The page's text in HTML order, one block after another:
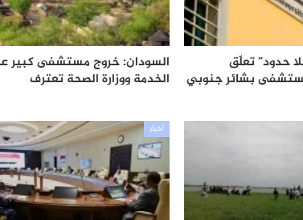
حدود” تعلّق
بشائر جنوبي
السودان: خروج مستشفى كبير
الخدمة ووزارة الصحة تعترف
أخبار